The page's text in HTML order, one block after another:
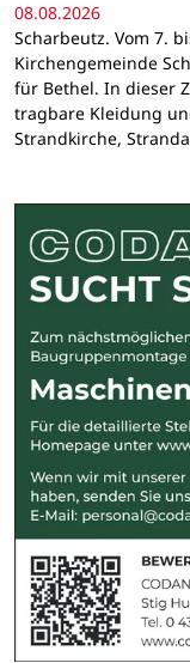
08.08.2026
Scharbeutz. Vom 7.
Kirchengemeinde
für Bethel. In dieser
tragbare Kleidung
Strandkirche,